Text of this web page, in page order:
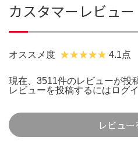
カスタマーレビュー
オススメ度 4.1点
現在、3511件のレビューが投
レビューを投稿するには ログ
レビュー